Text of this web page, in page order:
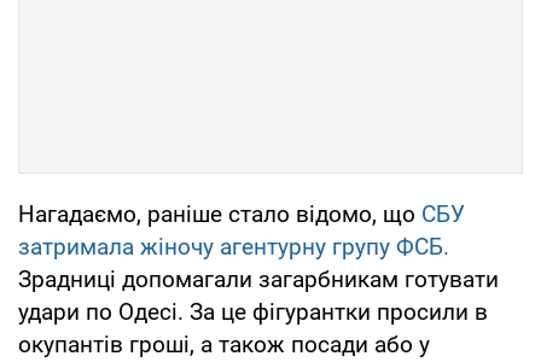
Нагадаємо, раніше стало відомо, що СБУ
затримала жіночу агентурну групу ФСБ.
Зрадниці допомагали загарбникам готувати
удари по Одесі. За це фігурантки просили в
окупантів гроші, а також посади або у